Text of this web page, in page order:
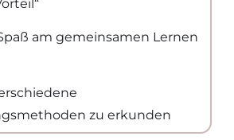
am gemeinsamen Lernen
zu erkunden